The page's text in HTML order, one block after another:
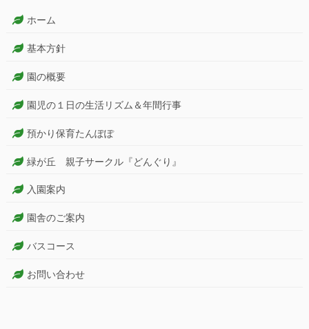
ホーム
基本方針
園の概要
園児の１日の生活リズム＆年間行事
預かり保育たんぽぽ
緑が丘 親子サークル『どんぐり』
入園案内
園舎のご案内
バスコース
お問い合わせ